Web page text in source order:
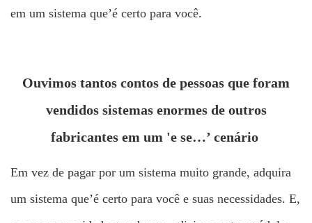
em um sistema que’é certo para você.
Ouvimos tantos contos de pessoas que foram
vendidos sistemas enormes de outros
fabricantes em um 'e se…’ cenário
Em vez de pagar por um sistema muito grande, adquira
um sistema que’é certo para você e suas necessidades. E,